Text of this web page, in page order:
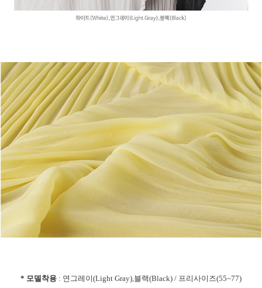
* 모델착용 : 연그레이(Light Gray),블랙(Black) / 프리사이즈(55~77)